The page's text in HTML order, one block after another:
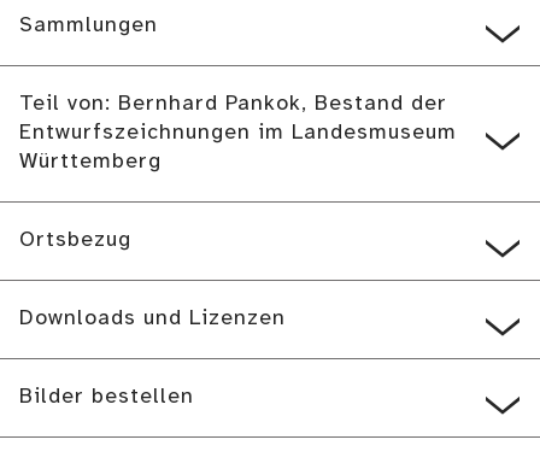
Sammlungen
Teil von: Bernhard Pankok, Bestand der
Entwurfszeichnungen im Landesmuseum
Württemberg
Ortsbezug
Downloads und Lizenzen
Bilder bestellen